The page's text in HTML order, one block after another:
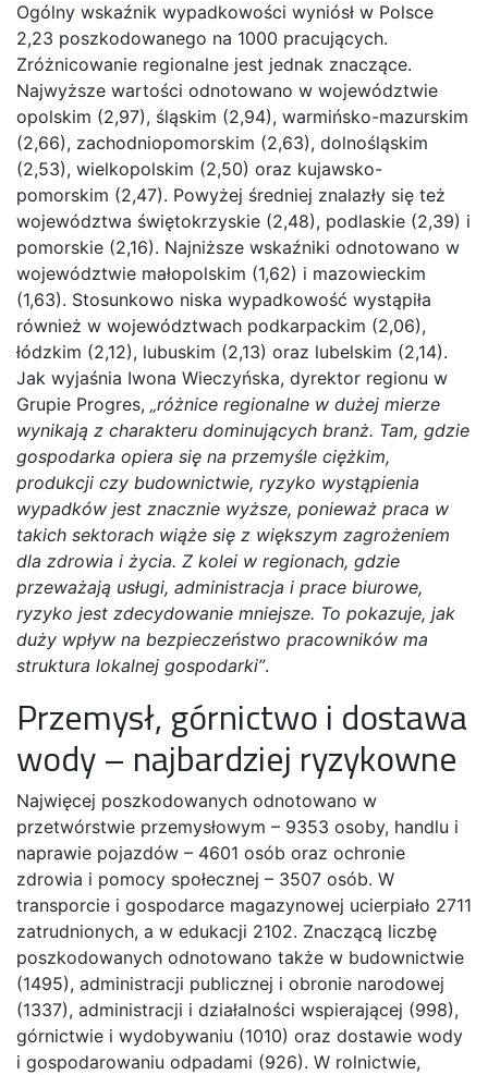
Ogólny wskaźnik wypadkowości wyniósł w Polsce
2,23 poszkodowanego na 1000 pracujących.
Zróżnicowanie regionalne jest jednak znaczące.
Najwyższe wartości odnotowano w województwie
opolskim (2,97), śląskim (2,94), warmińsko-mazurskim
(2,66), zachodniopomorskim (2,63), dolnośląskim
(2,53), wielkopolskim (2,50) oraz kujawsko-
pomorskim (2,47). Powyżej średniej znalazły się też
województwa świętokrzyskie (2,48), podlaskie (2,39) i
pomorskie (2,16). Najniższe wskaźniki odnotowano w
województwie małopolskim (1,62) i mazowieckim
(1,63). Stosunkowo niska wypadkowość wystąpiła
również w województwach podkarpackim (2,06),
łódzkim (2,12), lubuskim (2,13) oraz lubelskim (2,14).
Jak wyjaśnia Iwona Wieczyńska, dyrektor regionu w
Grupie Progres, „różnice regionalne w dużej mierze
wynikają z charakteru dominujących branż. Tam, gdzie
gospodarka opiera się na przemyśle ciężkim,
produkcji czy budownictwie, ryzyko wystąpienia
wypadków jest znacznie wyższe, ponieważ praca w
takich sektorach wiąże się z większym zagrożeniem
dla zdrowia i życia. Z kolei w regionach, gdzie
przeważają usługi, administracja i prace biurowe,
ryzyko jest zdecydowanie mniejsze. To pokazuje, jak
duży wpływ na bezpieczeństwo pracowników ma
struktura lokalnej gospodarki”.
Przemysł, górnictwo i dostawa
wody – najbardziej ryzykowne
Najwięcej poszkodowanych odnotowano w
przetwórstwie przemysłowym – 9353 osoby, handlu i
naprawie pojazdów – 4601 osób oraz ochronie
zdrowia i pomocy społecznej – 3507 osób. W
transporcie i gospodarce magazynowej ucierpiało 2711
zatrudnionych, a w edukacji 2102. Znaczącą liczbę
poszkodowanych odnotowano także w budownictwie
(1495), administracji publicznej i obronie narodowej
(1337), administracji i działalności wspierającej (998),
górnictwie i wydobywaniu (1010) oraz dostawie wody
i gospodarowaniu odpadami (926). W rolnictwie,